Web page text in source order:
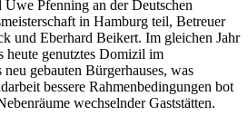
Pfenning an der Deutschen
in Hamburg teil, Betreuer
und Eberhard Beikert. Im gleichen Jahr
heute genutztes Domizil im
gebauten Bürgerhauses, was
bessere Rahmenbedingungen bot
wechselnder Gaststätten.